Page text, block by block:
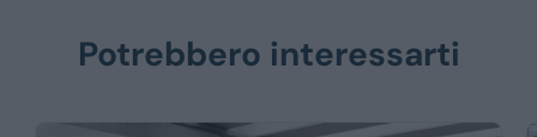
Potrebbero interessarti